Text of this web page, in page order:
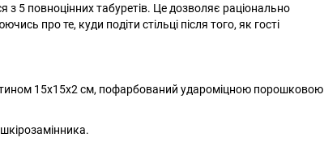
з 5 повноцінних табуретів. Це дозволяє раціонально
про те, куди подіти стільці після того, як гості
15х15х2 см, пофарбований удароміцною порошковою